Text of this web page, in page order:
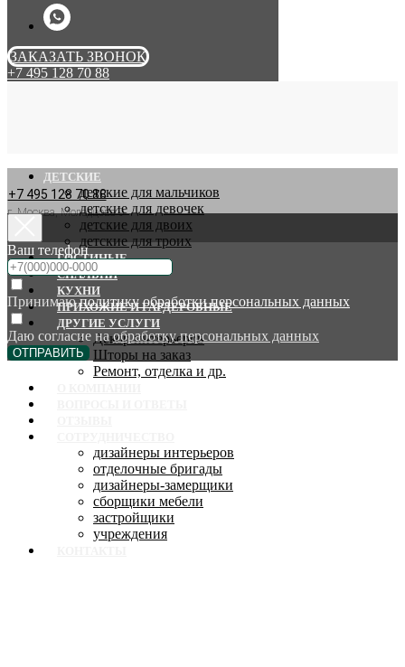
ЗАКАЗАТЬ ЗВОНОК
+7 495 128 70 88
+7 495 128 70 88
г. Москва, Молодцова 9
ДЕТСКИЕ
детские для мальчиков
детские для девочек
детские для двоих
детские для троих
ГОСТИНЫЕ
СПАЛЬНИ
КУХНИ
ПРИХОЖИЕ И ГАРДЕРОБНЫЕ
ДРУГИЕ УСЛУГИ
Декор интерьеров
Шторы на заказ
Ремонт, отделка и др.
дизайнеры интерьеров
отделочные бригады
дизайнеры-замерщики
сборщики мебели
застройщики
учреждения
Ваш телефон
Принимаюполитику обработки персональных данных
Даю согласие наобработку персональных данных
ОТПРАВИТЬ